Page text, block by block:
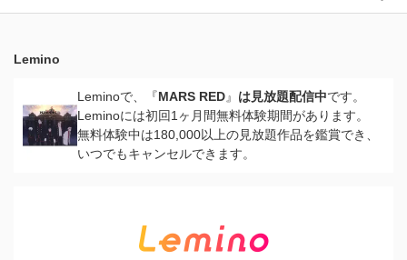
Lemino
Leminoで、『MARS RED』 は見放題配信中です。
Leminoには初回1ヶ月間無料体験期間があります。
無料体験中は180,000以上の見放題作品を鑑賞でき、
いつでもキャンセルできます。